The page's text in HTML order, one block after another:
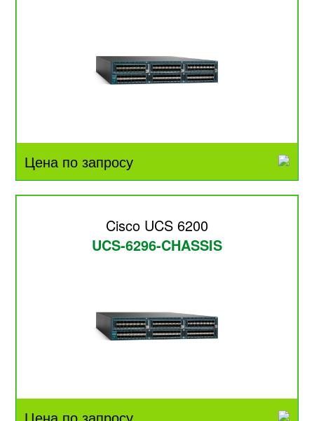
Цена по запросу
Cisco UCS 6200
UCS-6296-CHASSIS